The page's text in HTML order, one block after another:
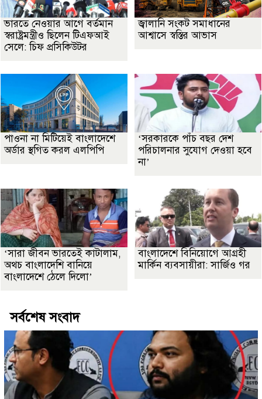
ভারতে নেওয়ার আগে বর্তমান
স্বরাষ্ট্রমন্ত্রীও ছিলেন টিএফআই
সেলে: চিফ প্রসিকিউটর
জ্বালানি সংকট সমাধানের
আশ্বাসে স্বস্তির আভাস
পাওনা না মিটিয়েই বাংলাদেশে
অর্ডার স্থগিত করল এলপিপি
‘সরকারকে পাঁচ বছর দেশ
পরিচালনার সুযোগ দেওয়া হবে
না’
‘সারা জীবন ভারতেই কাটালাম,
অথচ বাংলাদেশি বানিয়ে
বাংলাদেশে ঠেলে দিলো’
বাংলাদেশে বিনিয়োগে আগ্রহী
মার্কিন ব্যবসায়ীরা: সার্জিও গর
সর্বশেষ সংবাদ